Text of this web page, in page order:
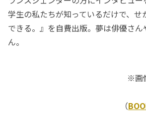
学生の私たちが知っているだけで、せ
できる。』を自費出版。夢は俳優さ
ん。
※画
（